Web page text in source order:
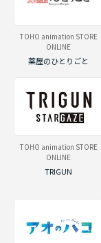
TOHO animation STORE
ONLINE
薬屋のひとりごと
TOHO animation STORE
ONLINE
TRIGUN